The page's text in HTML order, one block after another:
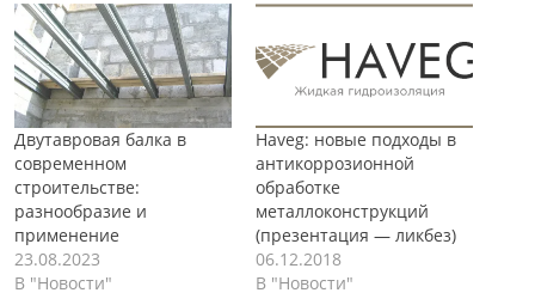
Двутавровая балка в
современном
строительстве:
разнообразие и
применение
23.08.2023
В "Новости"
Haveg: новые подходы в
антикоррозионной
обработке
металлоконструкций
(презентация — ликбез)
06.12.2018
В "Новости"